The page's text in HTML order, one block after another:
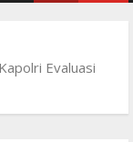
Evaluasi